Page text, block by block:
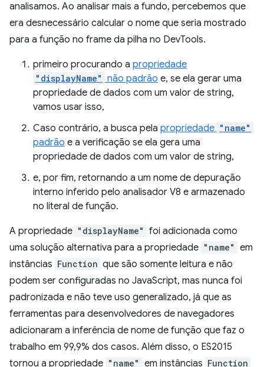
analisamos. Ao analisar mais a fundo, percebemos que
era desnecessário calcular o nome que seria mostrado
para a função no frame da pilha no DevTools.
primeiro procurando a propriedade
"displayName" não padrão e, se ela gerar uma
propriedade de dados com um valor de string,
vamos usar isso,
Caso contrário, a busca pela propriedade "name"
padrão e a verificação se ela gera uma
propriedade de dados com um valor de string,
e, por fim, retornando a um nome de depuração
interno inferido pelo analisador V8 e armazenado
no literal de função.
A propriedade "displayName" foi adicionada como
uma solução alternativa para a propriedade "name" em
instâncias Function que são somente leitura e não
podem ser configuradas no JavaScript, mas nunca foi
padronizada e não teve uso generalizado, já que as
ferramentas para desenvolvedores de navegadores
adicionaram a inferência de nome de função que faz o
trabalho em 99,9% dos casos. Além disso, o ES2015
tornou a propriedade "name" em instâncias Function